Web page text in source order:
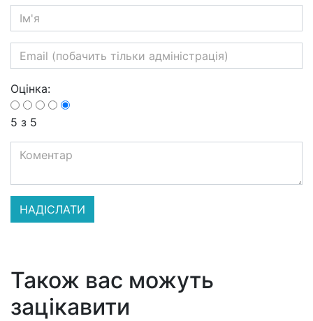
Оцінка:
5 з 5
Також вас можуть
зацікавити